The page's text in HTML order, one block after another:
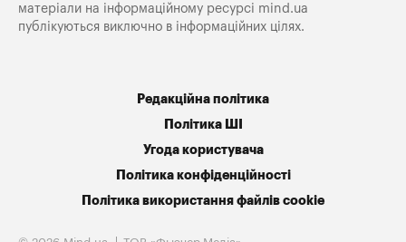
матеріали на інформаційному ресурсі mind.ua
публікуються виключно в інформаційних цілях.
Редакційна політика
Політика ШІ
Угода користувача
Політика конфіденційності
Політика використання файлів cookie